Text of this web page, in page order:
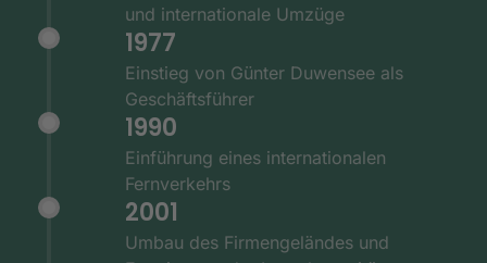
und internationale Umzüge
1977
Einstieg von Günter Duwensee als
Geschäftsführer
1990
Einführung eines internationalen
Fernverkehrs
2001
Umbau des Firmengeländes und